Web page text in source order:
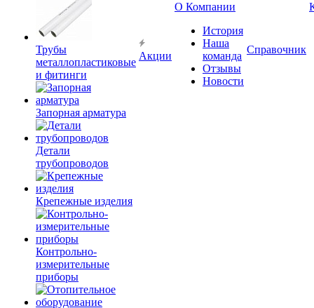
Трубы
металлопластиковые
и фитинги
Запорная арматура
Детали
трубопроводов
Крепежные изделия
Контрольно-
измерительные
приборы
Акции
О Компании
История
Наша
команда
Отзывы
Новости
Справочник